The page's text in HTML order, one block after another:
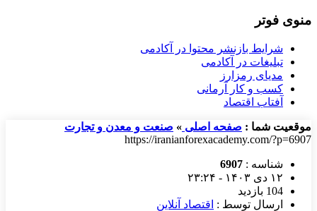
منوی فوتر
شرایط بازنشر محتوا در آکادمی
تبلیغات در آکادمی
مدیای رمزارز
کسب و کار آرمانی
آفتاب اقتصاد
موقعیت شما : صفحه اصلی » صنعت و معدن و تجارت
https://iranianforexacademy.com/?p=6907
شناسه : 6907
۱۲ دی ۱۴۰۳ - ۲۳:۲۴
104 بازدید
ارسال توسط : اقتصاد آنلاین